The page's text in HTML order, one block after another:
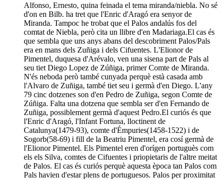
Alfonso, Ernesto, quina feinada el tema miranda/niebla. No sé
d'on en Bilb. ha tret que l'Enric d'Aragó era senyor de
Miranda. Tampoc he trobat que el Palos andalús fos del
comtat de Niebla, però cita un llibre d'en Madariaga.El cas és
que sembla que uns anys abans del descobriment Palos/Pals
era en mans dels Zuñiga i dels Cifuentes. L'Elionor de
Pimentel, duquesa d'Arévalo, ven una sisena part de Pals al
seu tiet Diego Lopez de Zúñiga, primer Comte de Miranda.
N'és neboda però també cunyada perquè està casada amb
l'Alvaro de Zuñiga, també tiet seu i germà d'en Diego. L'any
79 cinc dotzenes son d'en Pedro de Zuñiga, segon Comte de
Zúñiga. Falta una dotzena que sembla ser d'en Fernando de
Zuñiga, possiblement germà d'aquest Pedro.El curiós és que
l'Enric d'Aragó, l'Infant Fortuna, lloctinent de
Catalunya(1479-93), comte d'Émpuries(1458-1522) i de
Sogorb(58-69) i fill de la Beatriu Pimentel, era cosí germà de
l'Elionor Pimentel. Els Pimentel eren d'orígen portuguès com
els els Silva, comtes de Cifuentes i priopietaris de l'altre meitat
de Palos. El cas és curiós perquè aquesta època tan Palos com
Pals havien d'estar plens de portuguesos. Palos per proximitat